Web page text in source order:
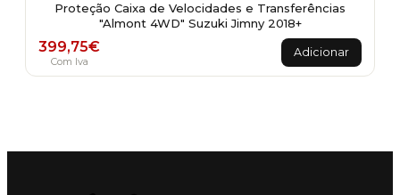
Proteção Caixa de Velocidades e Transferências
"Almont 4WD" Suzuki Jimny 2018+
399,75€
Com Iva
Adicionar